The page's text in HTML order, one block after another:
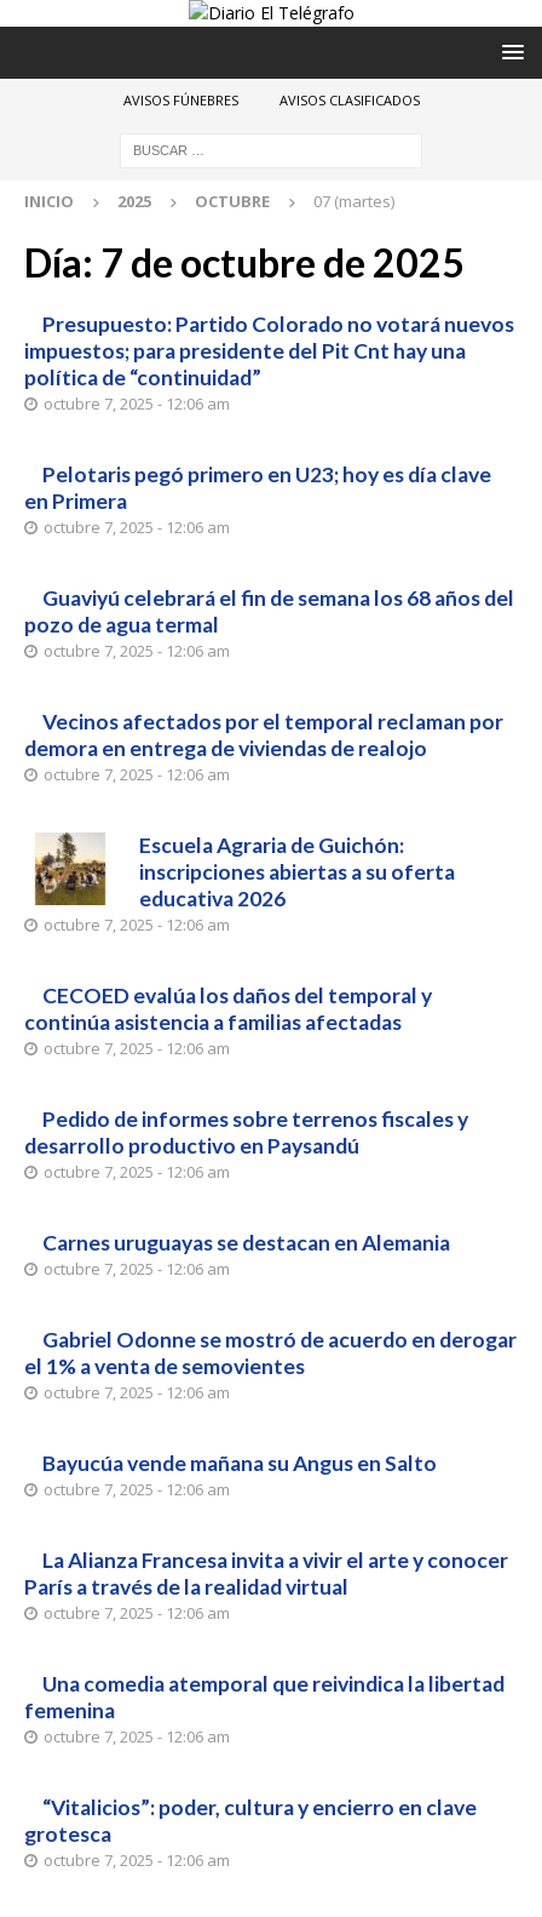
AVISOS FÚNEBRES AVISOS CLASIFICADOS
INICIO 2025 OCTUBRE 07 (martes)
Día: 7 de octubre de 2025
Presupuesto: Partido Colorado no votará nuevos
impuestos; para presidente del Pit Cnt hay una
política de “continuidad”
octubre 7, 2025 - 12:06 am
Pelotaris pegó primero en U23; hoy es día clave
en Primera
octubre 7, 2025 - 12:06 am
Guaviyú celebrará el fin de semana los 68 años del
pozo de agua termal
octubre 7, 2025 - 12:06 am
Vecinos afectados por el temporal reclaman por
demora en entrega de viviendas de realojo
octubre 7, 2025 - 12:06 am
Escuela Agraria de Guichón:
inscripciones abiertas a su oferta
educativa 2026
octubre 7, 2025 - 12:06 am
CECOED evalúa los daños del temporal y
continúa asistencia a familias afectadas
octubre 7, 2025 - 12:06 am
Pedido de informes sobre terrenos fiscales y
desarrollo productivo en Paysandú
octubre 7, 2025 - 12:06 am
Carnes uruguayas se destacan en Alemania
octubre 7, 2025 - 12:06 am
Gabriel Odonne se mostró de acuerdo en derogar
el 1% a venta de semovientes
octubre 7, 2025 - 12:06 am
Bayucúa vende mañana su Angus en Salto
octubre 7, 2025 - 12:06 am
La Alianza Francesa invita a vivir el arte y conocer
París a través de la realidad virtual
octubre 7, 2025 - 12:06 am
Una comedia atemporal que reivindica la libertad
femenina
octubre 7, 2025 - 12:06 am
“Vitalicios”: poder, cultura y encierro en clave
grotesca
octubre 7, 2025 - 12:06 am